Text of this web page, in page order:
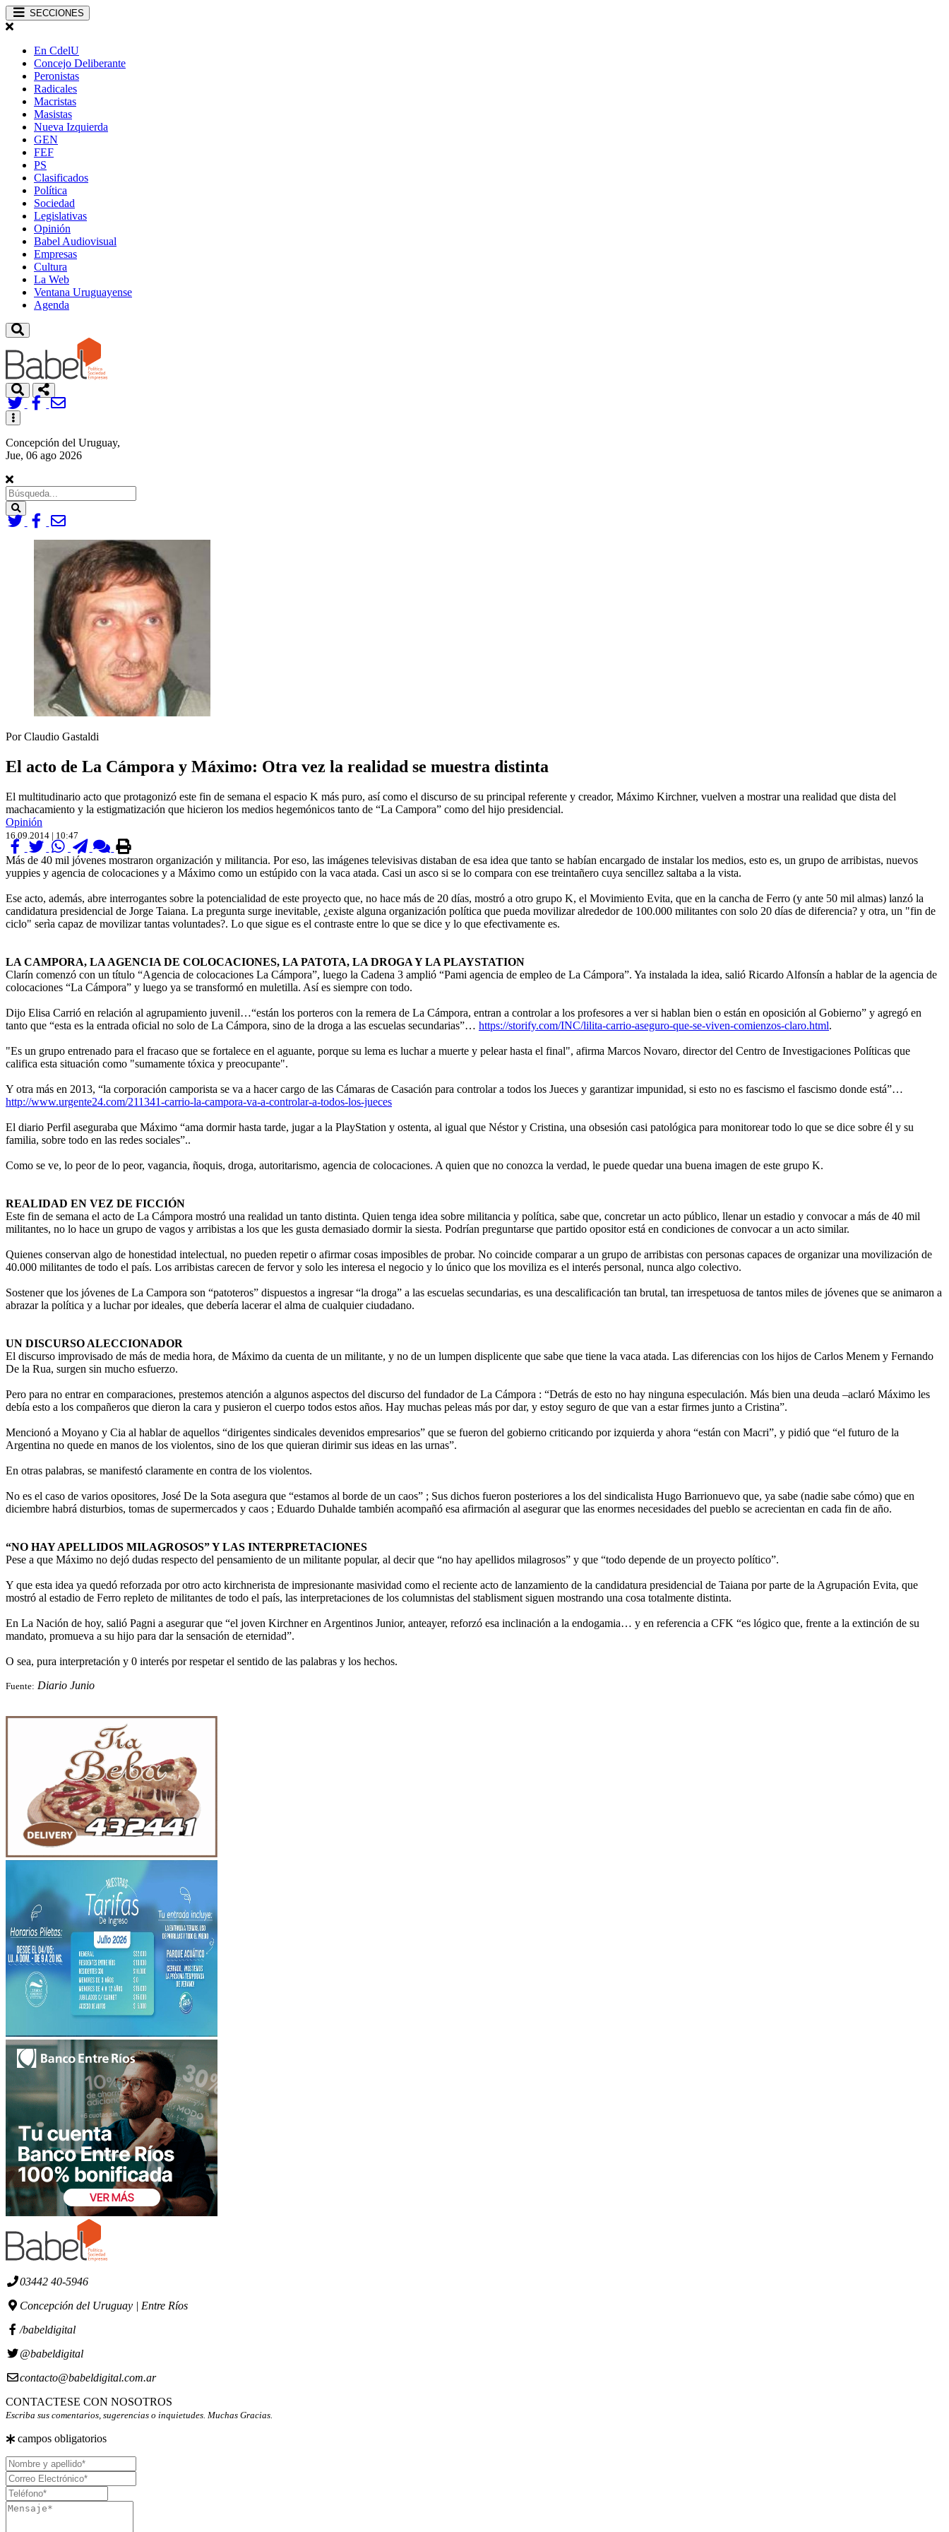
SECCIONES
En CdelU
Concejo Deliberante
Peronistas
Radicales
Macristas
Masistas
Nueva Izquierda
GEN
FEF
PS
Clasificados
Política
Sociedad
Legislativas
Opinión
Babel Audiovisual
Empresas
Cultura
La Web
Ventana Uruguayense
Agenda
Toggle
navigation
Concepción del Uruguay,
Jue, 06 ago 2026
Search
Por Claudio Gastaldi
El acto de La Cámpora y Máximo: Otra vez la realidad se muestra distinta
El multitudinario acto que protagonizó este fin de semana el espacio K más puro, así como el discurso de su principal referente y creador, Máximo Kirchner, vuelven a mostrar una realidad que dista del
machacamiento y la estigmatización que hicieron los medios hegemónicos tanto de “La Campora” como del hijo presidencial.
Opinión
16.09.2014 | 10:47
Más de 40 mil jóvenes mostraron organización y militancia. Por eso, las imágenes televisivas distaban de esa idea que tanto se habían encargado de instalar los medios, esto es, un grupo de arribistas, nuevos
yuppies y agencia de colocaciones y a Máximo como un estúpido con la vaca atada. Casi un asco si se lo compara con ese treintañero cuya sencillez saltaba a la vista.
Ese acto, además, abre interrogantes sobre la potencialidad de este proyecto que, no hace más de 20 días, mostró a otro grupo K, el Movimiento Evita, que en la cancha de Ferro (y ante 50 mil almas) lanzó la
candidatura presidencial de Jorge Taiana. La pregunta surge inevitable, ¿existe alguna organización política que pueda movilizar alrededor de 100.000 militantes con solo 20 días de diferencia? y otra, un "fin de
ciclo" serìa capaz de movilizar tantas voluntades?. Lo que sigue es el contraste entre lo que se dice y lo que efectivamente es.
LA CAMPORA, LA AGENCIA DE COLOCACIONES, LA PATOTA, LA DROGA Y LA PLAYSTATION
Clarín comenzó con un título “Agencia de colocaciones La Cámpora”, luego la Cadena 3 amplió “Pami agencia de empleo de La Cámpora”. Ya instalada la idea, salió Ricardo Alfonsín a hablar de la agencia de
colocaciones “La Cámpora” y luego ya se transformó en muletilla. Así es siempre con todo.
Dijo Elisa Carrió en relación al agrupamiento juvenil…“están los porteros con la remera de La Cámpora, entran a controlar a los profesores a ver si hablan bien o están en oposición al Gobierno” y agregó en
tanto que “esta es la entrada oficial no solo de La Cámpora, sino de la droga a las escuelas secundarias”… https://storify.com/INC/lilita-carrio-aseguro-que-se-viven-comienzos-claro.html.
"Es un grupo entrenado para el fracaso que se fortalece en el aguante, porque su lema es luchar a muerte y pelear hasta el final", afirma Marcos Novaro, director del Centro de Investigaciones Políticas que
califica esta situación como "sumamente tóxica y preocupante".
Y otra más en 2013, “la corporación camporista se va a hacer cargo de las Cámaras de Casación para controlar a todos los Jueces y garantizar impunidad, si esto no es fascismo el fascismo donde está”…
http://www.urgente24.com/211341-carrio-la-campora-va-a-controlar-a-todos-los-jueces
El diario Perfil aseguraba que Máximo “ama dormir hasta tarde, jugar a la PlayStation y ostenta, al igual que Néstor y Cristina, una obsesión casi patológica para monitorear todo lo que se dice sobre él y su
familia, sobre todo en las redes sociales”..
Como se ve, lo peor de lo peor, vagancia, ñoquis, droga, autoritarismo, agencia de colocaciones. A quien que no conozca la verdad, le puede quedar una buena imagen de este grupo K.
REALIDAD EN VEZ DE FICCIÓN
Este fin de semana el acto de La Cámpora mostró una realidad un tanto distinta. Quien tenga idea sobre militancia y política, sabe que, concretar un acto público, llenar un estadio y convocar a más de 40 mil
militantes, no lo hace un grupo de vagos y arribistas a los que les gusta demasiado dormir la siesta. Podrían preguntarse que partido opositor está en condiciones de convocar a un acto similar.
Quienes conservan algo de honestidad intelectual, no pueden repetir o afirmar cosas imposibles de probar. No coincide comparar a un grupo de arribistas con personas capaces de organizar una movilización de
40.000 militantes de todo el país. Los arribistas carecen de fervor y solo les interesa el negocio y lo único que los moviliza es el interés personal, nunca algo colectivo.
Sostener que los jóvenes de La Campora son “patoteros” dispuestos a ingresar “la droga” a las escuelas secundarias, es una descalificación tan brutal, tan irrespetuosa de tantos miles de jóvenes que se animaron a
abrazar la política y a luchar por ideales, que debería lacerar el alma de cualquier ciudadano.
UN DISCURSO ALECCIONADOR
El discurso improvisado de más de media hora, de Máximo da cuenta de un militante, y no de un lumpen displicente que sabe que tiene la vaca atada. Las diferencias con los hijos de Carlos Menem y Fernando
De la Rua, surgen sin mucho esfuerzo.
Pero para no entrar en comparaciones, prestemos atención a algunos aspectos del discurso del fundador de La Cámpora : “Detrás de esto no hay ninguna especulación. Más bien una deuda –aclaró Máximo les
debía esto a los compañeros que dieron la cara y pusieron el cuerpo todos estos años. Hay muchas peleas más por dar, y estoy seguro de que van a estar firmes junto a Cristina”.
Mencionó a Moyano y Cia al hablar de aquellos “dirigentes sindicales devenidos empresarios” que se fueron del gobierno criticando por izquierda y ahora “están con Macri”, y pidió que “el futuro de la
Argentina no quede en manos de los violentos, sino de los que quieran dirimir sus ideas en las urnas”.
En otras palabras, se manifestó claramente en contra de los violentos.
No es el caso de varios opositores, José De la Sota asegura que “estamos al borde de un caos” ; Sus dichos fueron posteriores a los del sindicalista Hugo Barrionuevo que, ya sabe (nadie sabe cómo) que en
diciembre habrá disturbios, tomas de supermercados y caos ; Eduardo Duhalde también acompañó esa afirmación al asegurar que las enormes necesidades del pueblo se acrecientan en cada fin de año.
“NO HAY APELLIDOS MILAGROSOS” Y LAS INTERPRETACIONES
Pese a que Máximo no dejó dudas respecto del pensamiento de un militante popular, al decir que “no hay apellidos milagrosos” y que “todo depende de un proyecto político”.
Y que esta idea ya quedó reforzada por otro acto kirchnerista de impresionante masividad como el reciente acto de lanzamiento de la candidatura presidencial de Taiana por parte de la Agrupación Evita, que
mostró al estadio de Ferro repleto de militantes de todo el país, las interpretaciones de los columnistas del stablisment siguen mostrando una cosa totalmente distinta.
En La Nación de hoy, salió Pagni a asegurar que “el joven Kirchner en Argentinos Junior, anteayer, reforzó esa inclinación a la endogamia… y en referencia a CFK “es lógico que, frente a la extinción de su
mandato, promueva a su hijo para dar la sensación de eternidad”.
O sea, pura interpretación y 0 interés por respetar el sentido de las palabras y los hechos.
Fuente: Diario Junio
03442 40-5946
Concepción del Uruguay | Entre Ríos
/babeldigital
@babeldigital
contacto@babeldigital.com.ar
CONTACTESE CON NOSOTROS
Escriba sus comentarios, sugerencias o inquietudes. Muchas Gracias.
campos obligatorios
Nombre
y
apellido
Correo
Electrónico
Teléfono
Mensaje